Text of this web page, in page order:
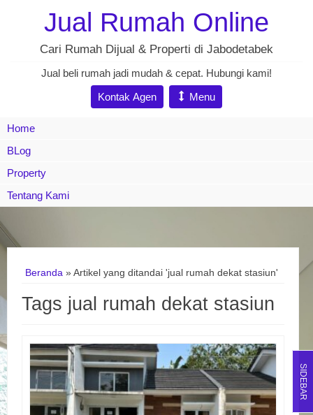
Jual Rumah Online
Cari Rumah Dijual & Properti di Jabodetabek
Jual beli rumah jadi mudah & cepat. Hubungi kami!
Kontak Agen
Menu
Home
BLog
Property
Tentang Kami
Beranda »Artikel yang ditandai 'jual rumah dekat stasiun'
Tags jual rumah dekat stasiun
SIDEBAR